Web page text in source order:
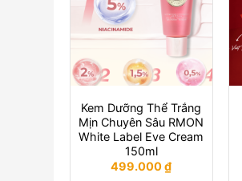
Kem Dưỡng Thể Trắng
Mịn Chuyên Sâu RMON
White Label Eve Cream
150ml
499.000₫